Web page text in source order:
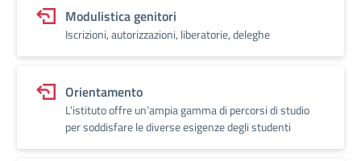
Modulistica genitori
Iscrizioni, autorizzazioni, liberatorie, deleghe
Orientamento
L’istituto offre un’ampia gamma di percorsi di studio
per soddisfare le diverse esigenze degli studenti